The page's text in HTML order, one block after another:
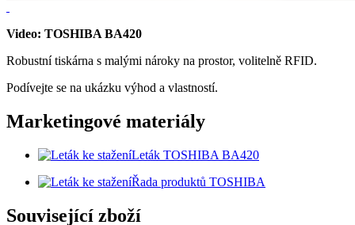
Video: TOSHIBA BA420
Robustní tiskárna s malými nároky na prostor, volitelně RFID.
Podívejte se na ukázku výhod a vlastností.
Marketingové materiály
Leták TOSHIBA BA420
Řada produktů TOSHIBA
Související zboží